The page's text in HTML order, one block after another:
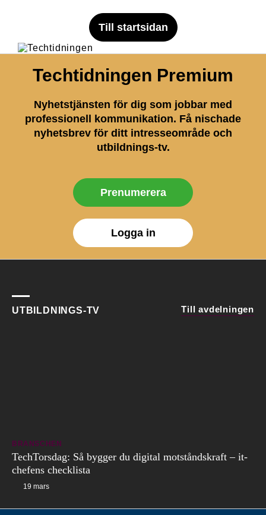
Till startsidan
Techtidningen Premium
Nyhetstjänsten för dig som jobbar med
professionell kommunikation. Få nischade
nyhetsbrev för ditt intresseområde och
utbildnings-tv.
Prenumerera
Logga in
UTBILDNINGS-TV Till avdelningen
BRANSCHEN
TechTorsdag: Så bygger du digital motståndskraft – it-
chefens checklista
19 mars